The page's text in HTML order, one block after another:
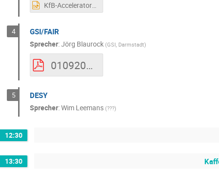
KfB-Accelerators-at-CERN-V1.pptx
4 GSI/FAIR
Sprecher:Jörg Blaurock (GSI, Darmstadt)
01092020_GSI-FAIR-Verbundforschung_v05.pdf
5 DESY
Sprecher:Wim Leemans (???)
12:30
13:30